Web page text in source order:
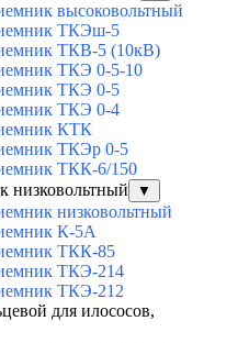
высоковольтный
ТКЭш-5
ТКВ-5 (10кВ)
ТКЭ 0-5-10
ТКЭ 0-5
ТКЭ 0-4
КТК
ТКЭр 0-5
ТКК-6/150
низковольтный
▼
низковольтный
К-5А
ТКК-85
ТКЭ-214
ТКЭ-212
для илососов,